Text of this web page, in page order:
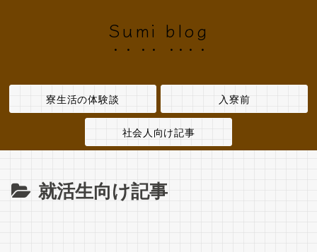
Sumi blog
寮生活の体験談 入寮前
社会人向け記事
就活生向け記事